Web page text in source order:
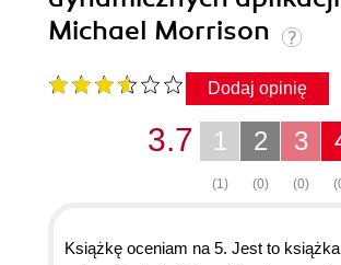
Michael Morrison
Dodaj opinię
3
(0)
2
(0)
1
(1)
3.7
Książkę oceniam na 5. Jest to